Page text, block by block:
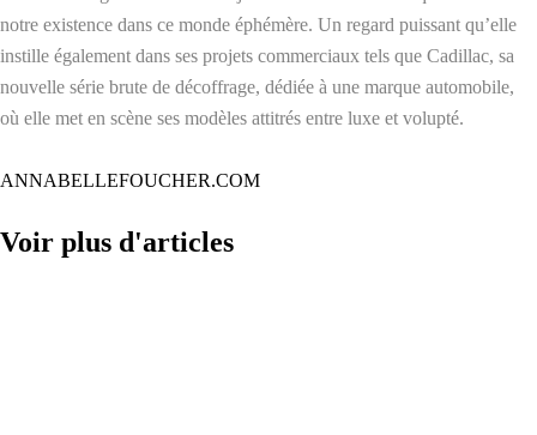
notre existence dans ce monde éphémère. Un regard puissant qu’elle
instille également dans ses projets commerciaux tels que Cadillac, sa
nouvelle série brute de décoffrage, dédiée à une marque automobile,
où elle met en scène ses modèles attitrés entre luxe et volupté.
ANNABELLEFOUCHER.COM
Voir plus d'articles